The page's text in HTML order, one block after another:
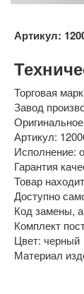
Артикул:
Торговая
Завод
Артикул:
Исполнение:
Гарантия
Товар
Доступно
Код замены,
Комплект
Цвет: черный
Материал